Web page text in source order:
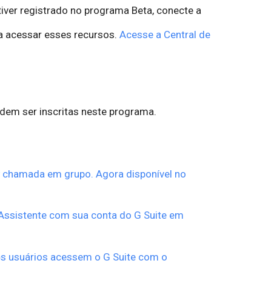
registrado no programa Beta, conecte a
acessar esses recursos. Acesse a Central de
ser inscritas neste programa.
em grupo. Agora disponível no
com sua conta do G Suite em
usuários acessem o G Suite com o